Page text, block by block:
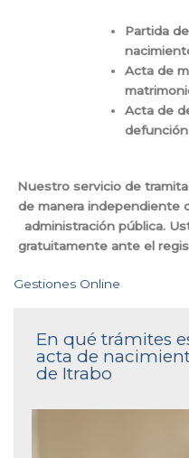
Partida
Acta de
Acta de
defunción
Nuestro servicio de
de manera independiente
administración pública.
gratuitamente ante el
Gestiones Online
En qué trámites
acta de
de Itrabo